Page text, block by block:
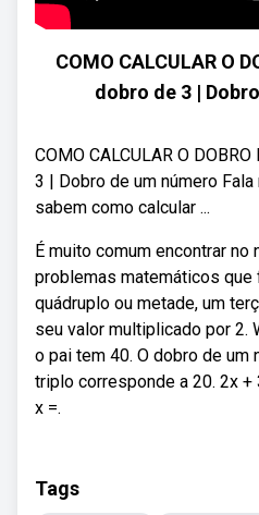
COMO CALCULAR O
dobro de 3 |
COMO CALCULAR O
3 | Dobro de um número
sabem como calcular ...
É muito comum encontrar
problemas matemáticos que
quádruplo ou metade, um
seu valor multiplicado por 2.
o pai tem 40. O dobro de um
triplo corresponde a 20. 2x
x =.
Tags